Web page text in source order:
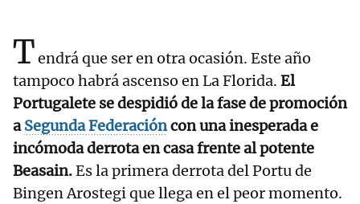
Tendrá que ser en otra ocasión. Este año
tampoco habrá ascenso en La Florida. El
Portugalete se despidió de la fase de promoción
aSegunda Federacióncon una inesperada e
incómoda derrota en casa frente al potente
Beasain.Es la primera derrota del Portu de
Bingen Arostegi que llega en el peor momento.